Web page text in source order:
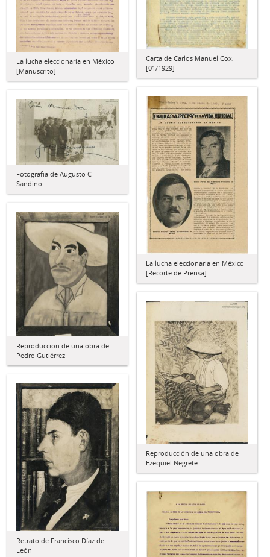
Carta de Carlos Manuel Cox,
[01/1929]
La lucha eleccionaria en México
[Manuscrito]
La lucha eleccionaria en México
[Recorte de Prensa]
Fotografía de Augusto C
Sandino
Reproducción de una obra de
Pedro Gutiérrez
Reproducción de una obra de
Ezequiel Negrete
Retrato de Francisco Díaz de
León